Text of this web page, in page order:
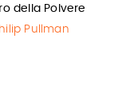
della Polvere
Pullman